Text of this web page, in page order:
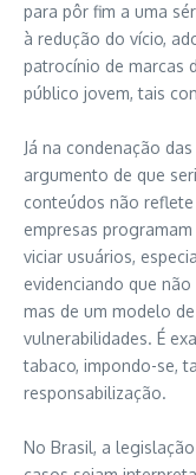
para pôr fim a uma
à redução do vício,
patrocínio de marcas
público jovem, tais
Já na condenação das
argumento de que
conteúdos não
empresas
viciar usuários,
evidenciando que
mas de um modelo
vulnerabilidades. É
tabaco, impondo-se,
responsabilização.
No Brasil, a